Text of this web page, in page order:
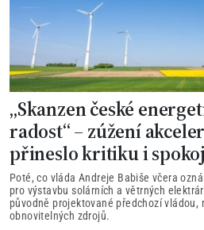
„Skanzen české
radost“ – zúžení
přineslo kritiku i
Poté, co vláda Andreje Babiše včera
pro výstavbu solárních a větrných
původně projektované předchozí
obnovitelných zdrojů.